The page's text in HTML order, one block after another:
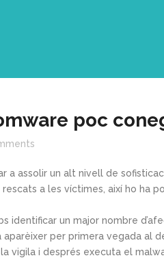
poc
a assolir un alt nivell de
rescats a les víctimes, així ho ha
identificar un major nombre
per primera vegada al
vigila i després executa el